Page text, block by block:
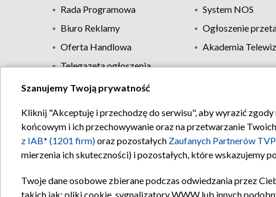
Rada Programowa
System NOS
Biuro Reklamy
Ogłoszenie
Oferta Handlowa
Akademia
Telegazeta ogłoszenia
Regulamin TVP
Szanujemy Twoją prywatność
Kliknij "Akceptuję i przechodzę do serwisu", aby wyrazić
końcowym i ich przechowywanie oraz na przetwarzanie
z IAB* (1201 firm)oraz pozostałych Zaufanych Partnerów
mierzenia ich skuteczności) i pozostałych, które wskazujemy
Twoje dane osobowe zbierane podczas odwiedzania przez
takich jak: pliki cookie, sygnalizatory WWW lub innych